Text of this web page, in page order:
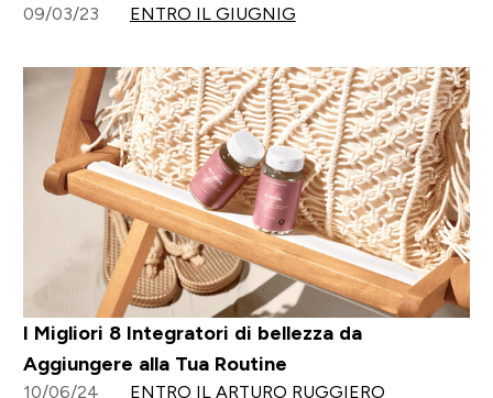
09/03/23 ENTRO IL GIUGNIG
I Migliori 8 Integratori di bellezza da
Aggiungere alla Tua Routine
10/06/24 ENTRO IL ARTURO RUGGIERO